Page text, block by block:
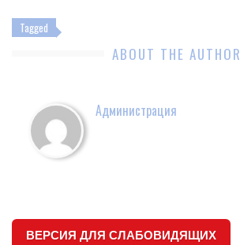
Tagged
ABOUT THE AUTHOR
Администрация
ВЕРСИЯ ДЛЯ СЛАБОВИДЯЩИХ